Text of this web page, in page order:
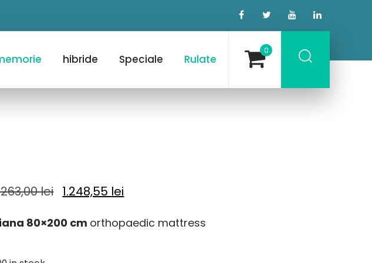
hibride Speciale Rulate
0
lei Original
was:
1.248,55 lei
is:
80×200 cm orthopaedic mattress